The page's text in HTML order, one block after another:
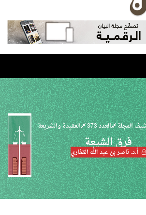
المجلة العدد 373 العقيدة والشريعة
فرق الشيعة
أ.د. ناصر بن عبد الله القفاري